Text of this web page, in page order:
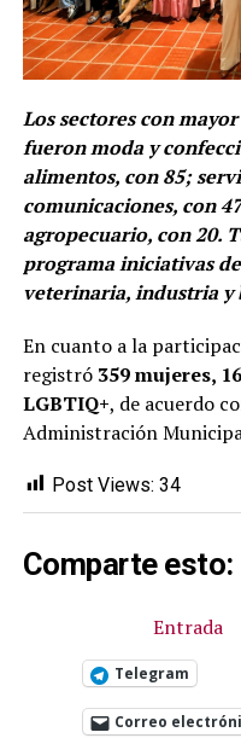
Los sectores con
fueron moda y
alimentos, con 85;
comunicaciones, con
agropecuario, con 20.
programa iniciativas
veterinaria, industria y
En cuanto a la
registró 359 mujeres,
LGBTIQ+, de acuerdo
Administración
Post Views: 34
Comparte esto:
Entrada
Telegram
Correo